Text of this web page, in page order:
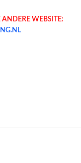
ANDERE WEBSITE: